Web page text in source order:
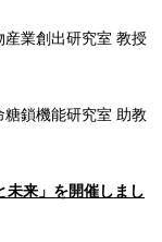
業創出研究室 教授
鎖機能研究室 助教
未来」を開催しまし